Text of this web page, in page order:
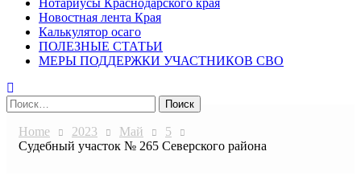
Нотариусы Краснодарского края
Новостная лента Края
Калькулятор осаго
ПОЛЕЗНЫЕ СТАТЬИ
МЕРЫ ПОДДЕРЖКИ УЧАСТНИКОВ СВО
Найти:
Home 2023 Май
5
Судебный участок № 265 Северского района